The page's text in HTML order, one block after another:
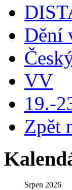
Dění
VV
19.-
Zpět
Srpen 2026